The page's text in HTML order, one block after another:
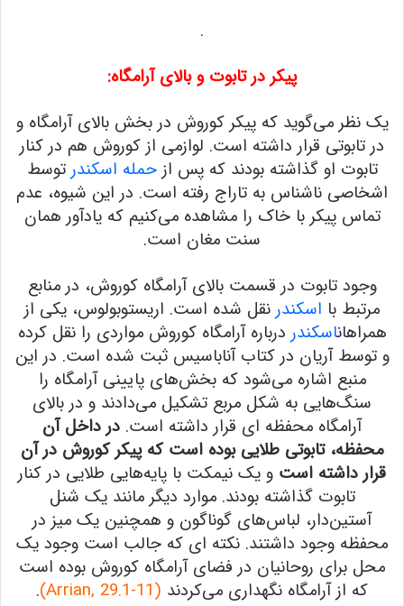
.
پیکر در تابوت و بالای آرامگاه:
یک نظر می‌گوید که پیکر کوروش در بخش بالای آرامگاه و
در تابوتی قرار داشته است. لوازمی از کوروش هم در کنار
تابوت او گذاشته بودند که پس ازحمله اسکندرتوسط
اشخاصی ناشناس به تاراج رفته است. در این شیوه، عدم
تماس پیکر با خاک را مشاهده می‌کنیم که یادآور همان
سنت مغان است.
وجود تابوت در قسمت بالای آرامگاه کوروش، در منابع
مرتبط با اسکندرنقل شده است. اریستوبولوس، یکی از
همراهاناسکندردرباره آرامگاه کوروش مواردی را نقل کرده
و توسط آریان در کتاب آناباسیس ثبت شده است. در این
منبع اشاره می‌شود که بخش‌های پایینی آرامگاه را
سنگ‌هایی به شکل مربع تشکیل می‌دادند و در بالای
آرامگاه محفظه ای قرار داشته است. در داخل آن
محفظه، تابوتی طلایی بوده است که پیکر کوروش در آن
قرار داشته است و یک نیمکت با پایه‌هایی طلایی در کنار
تابوت گذاشته بودند. موارد دیگر مانند یک شنل
آستین‌دار، لباس‌های گوناگون و همچنین یک میز در
محفظه وجود داشتند. نکته ای که جالب است وجود یک
محل برای روحانیان در فضای آرامگاه کوروش بوده است
که از آرامگاه نگهداری می‌کردند (Arrian, 29.1-11)
.